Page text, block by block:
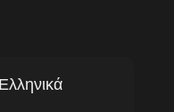
Ελληνικά